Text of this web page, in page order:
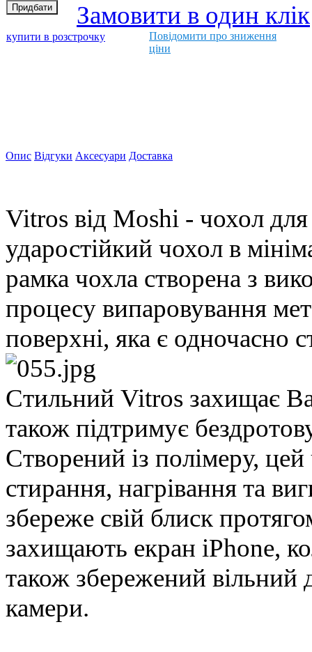
Замовити в один клік
купити в розстрочку
Повідомити про зниження
ціни
Опис Відгуки Аксесуари Доставка
Vitros від Moshi - чохол
ударостійкий чохол в
рамка чохла створена з
процесу випаровування
поверхні, яка є одночасно
Стильний Vitros захищає
також підтримує
Створений із полімеру,
стирання, нагрівання та
збереже свій блиск
захищають екран iPhone,
також збережений вільний
камери.